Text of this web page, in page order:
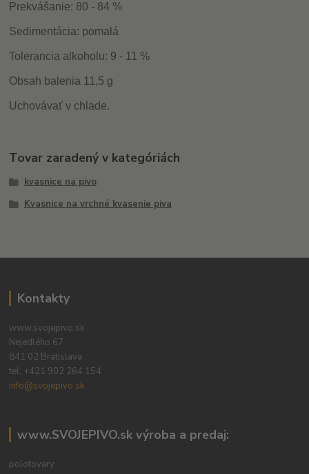
Prekvášanie: 80 - 84 %
Sedimentácia: pomalá
Tolerancia alkoholu: 9 - 11 %
Obsah balenia 11,5 g
Uchovávať v chlade.
Tovar zaradený v kategóriách
kvasnice na pivo
Kvasnice na vrchné kvasenie piva
Kontakty
www.svojepivo.sk
Nejedlého 67
841 02 Bratislava
tel: +421 902 264 154
info@svojepivo.sk
www.SVOJEPIVO.sk výroba a predaj:
polotovary